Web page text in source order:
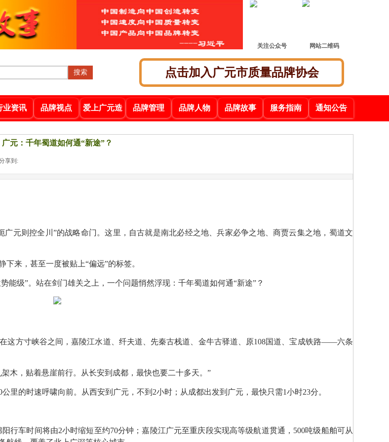
关注公众号 网站二维码
点击加入广元市质量品牌协会
搜索
服务指南 通知公告
品牌人物 品牌故事
业资讯 品牌视点 品牌管理
爱上广元造
广元：千年蜀道如何通“新途”？
享到:
元则控全川”的战略命门。这里，自古就是南北必经之地、兵家必争之地、商贾云集之地，蜀道文
来，甚至一度被贴上“偏远”的标签。
能级”。站在剑门雄关之上，一个问题悄然浮现：千年蜀道如何通“新途”？
这方寸峡谷之间，嘉陵江水道、纤夫道、先秦古栈道、金牛古驿道、原108国道、宝成铁路——六条
木，贴着悬崖前行。从长安到成都，最快也要二十多天。”
里的时速呼啸向前。从西安到广元，不到2小时；从成都出发到广元，最快只需1小时23分。
行车时间将由2小时缩短至约70分钟；嘉陵江广元至重庆段实现高等级航道贯通，500吨级船舶可从